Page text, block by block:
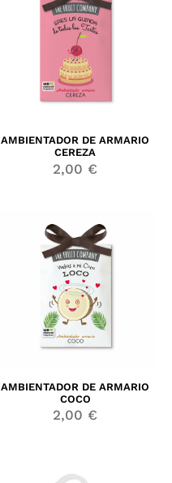
AMBIENTADOR DE ARMARIO
CEREZA
2,00 €
AMBIENTADOR DE ARMARIO
COCO
2,00 €